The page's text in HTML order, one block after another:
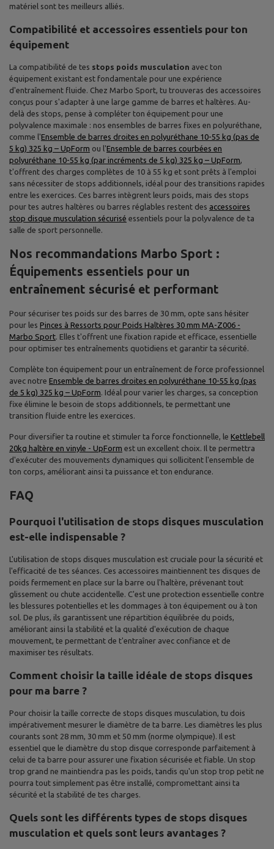
matériel sont tes meilleurs alliés.
Compatibilité et accessoires essentiels pour ton
équipement
La compatibilité de tes stops poids musculation avec ton
équipement existant est fondamentale pour une expérience
d'entraînement fluide. Chez Marbo Sport, tu trouveras des accessoires
conçus pour s'adapter à une large gamme de barres et haltères. Au-
delà des stops, pense à compléter ton équipement pour une
polyvalence maximale : nos ensembles de barres fixes en polyuréthane,
comme l'Ensemble de barres droites en polyuréthane 10-55 kg (pas de
5 kg) 325 kg – UpForm ou l'Ensemble de barres courbées en
polyuréthane 10-55 kg (par incréments de 5 kg) 325 kg – UpForm,
t'offrent des charges complètes de 10 à 55 kg et sont prêts à l'emploi
sans nécessiter de stops additionnels, idéal pour des transitions rapides
entre les exercices. Ces barres intègrent leurs poids, mais des stops
pour tes autres haltères ou barres réglables restent des accessoires
stop disque musculation sécurisé essentiels pour la polyvalence de ta
salle de sport personnelle.
Nos recommandations Marbo Sport :
Équipements essentiels pour un
entraînement sécurisé et performant
Pour sécuriser tes poids sur des barres de 30 mm, opte sans hésiter
pour les Pinces à Ressorts pour Poids Haltères 30 mm MA-Z006 -
Marbo Sport. Elles t'offrent une fixation rapide et efficace, essentielle
pour optimiser tes entraînements quotidiens et garantir ta sécurité.
Complète ton équipement pour un entraînement de force professionnel
avec notre Ensemble de barres droites en polyuréthane 10-55 kg (pas
de 5 kg) 325 kg – UpForm. Idéal pour varier les charges, sa conception
fixe élimine le besoin de stops additionnels, te permettant une
transition fluide entre les exercices.
Pour diversifier ta routine et stimuler ta force fonctionnelle, le Kettlebell
20kg haltère en vinyle - UpForm est un excellent choix. Il te permettra
d'exécuter des mouvements dynamiques qui sollicitent l'ensemble de
ton corps, améliorant ainsi ta puissance et ton endurance.
FAQ
Pourquoi l'utilisation de stops disques musculation
est-elle indispensable ?
L'utilisation de stops disques musculation est cruciale pour la sécurité et
l'efficacité de tes séances. Ces accessoires maintiennent tes disques de
poids fermement en place sur la barre ou l'haltère, prévenant tout
glissement ou chute accidentelle. C'est une protection essentielle contre
les blessures potentielles et les dommages à ton équipement ou à ton
sol. De plus, ils garantissent une répartition équilibrée du poids,
améliorant ainsi la stabilité et la qualité d'exécution de chaque
mouvement, te permettant de t'entraîner avec confiance et de
maximiser tes résultats.
Comment choisir la taille idéale de stops disques
pour ma barre ?
Pour choisir la taille correcte de stops disques musculation, tu dois
impérativement mesurer le diamètre de ta barre. Les diamètres les plus
courants sont 28 mm, 30 mm et 50 mm (norme olympique). Il est
essentiel que le diamètre du stop disque corresponde parfaitement à
celui de ta barre pour assurer une fixation sécurisée et fiable. Un stop
trop grand ne maintiendra pas les poids, tandis qu'un stop trop petit ne
pourra tout simplement pas être installé, compromettant ainsi ta
sécurité et la stabilité de tes charges.
Quels sont les différents types de stops disques
musculation et quels sont leurs avantages ?